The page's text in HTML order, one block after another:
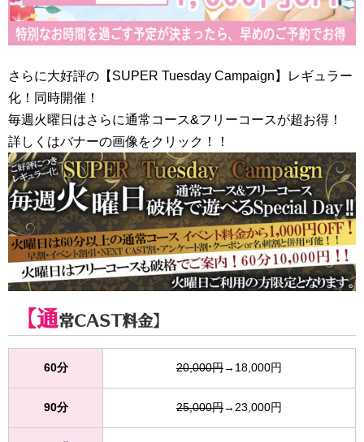
さらに大好評の【SUPER Tuesday Campaign】レギュラー
化！同時開催！
毎週火曜日はさらに通常コース&フリーコースが超お得！
詳しくはバナーの画像をクリック！！
【通常CAST料金】
60分 20,000円→18,000円
90分 25,000円→23,000円